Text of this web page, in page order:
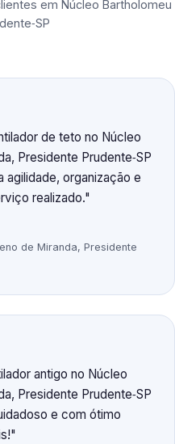
em Núcleo Bartholomeu
de teto no Núcleo
Presidente Prudente‑SP
organização e
realizado.
de Miranda, Presidente
antigo no Núcleo
Presidente Prudente‑SP
e com ótimo